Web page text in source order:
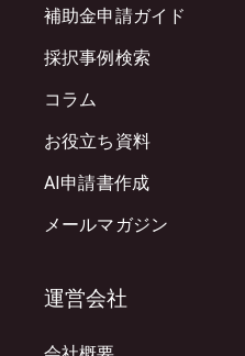
補助金申請ガイド
採択事例検索
コラム
お役立ち資料
AI申請書作成
メールマガジン
運営会社